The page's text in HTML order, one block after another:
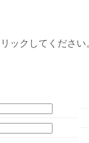
ックしてください